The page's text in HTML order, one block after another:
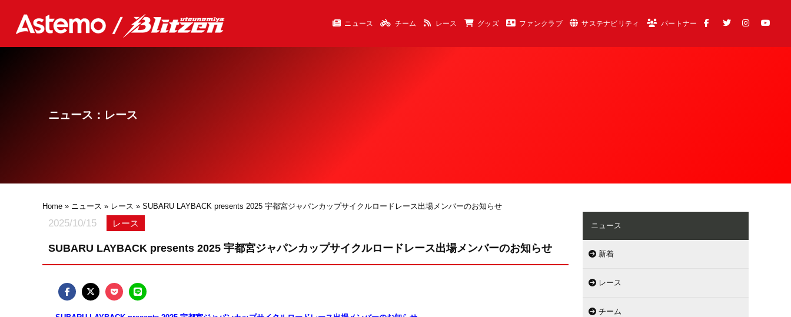
ニュース チーム レース グッズ ファンクラブ サステナビリティ パートナー
ニュース：レース
Home » ニュース » レース » SUBARU LAYBACK presents 2025 宇都宮ジャパンカップサイクルロードレース出場メンバーのお知らせ
2025/10/15 レース
SUBARU LAYBACK presents 2025 宇都宮ジャパンカップサイクルロードレース出場メンバーのお知らせ
ニュース
新着
レース
チーム